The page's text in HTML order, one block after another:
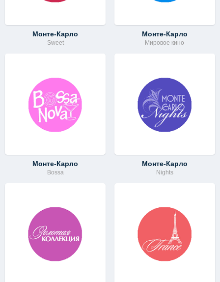
Монте-Карло
Sweet
Монте-Карло
Мировое кино
Монте-Карло
Bossa
Монте-Карло
Nights